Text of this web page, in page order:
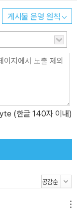
조선미술박물관, 평
차가 엇갈린 단군릉
생과의 대화를 통해
는 것도 유익한 읽을
덤 등을 답사한 후 고
실린 ‘그리고 남은 이
에서 만난 여인들, 고
토음식 등 본문에서
다른 북한기행문처
려한 모습 대신 저자
수줍은 미소와 농
과 주고받은 농담
게시물 운영 원칙
(한글 140자 이내)